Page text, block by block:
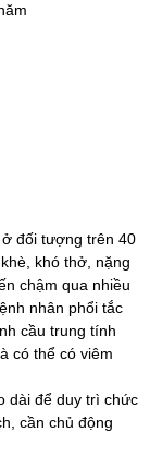
đối tượng trên 40
khó thở, nặng
chậm qua nhiều
nhân phổi tắc
cầu trung tính
có thể có viêm
dài để duy trì chức
cần chủ động